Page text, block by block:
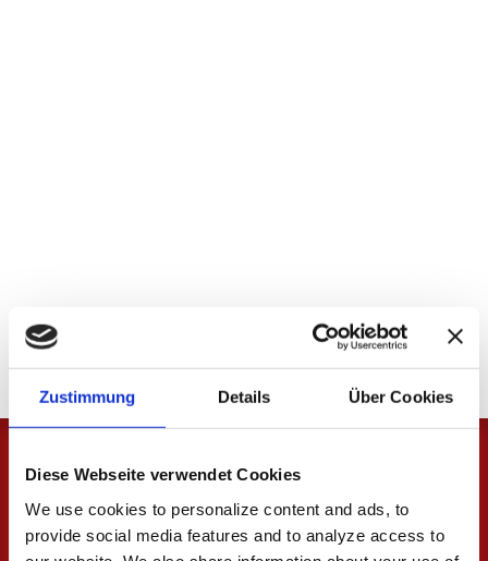
Zustimmung Details Über Cookies
Diese Webseite verwendet Cookies
We use cookies to personalize content and ads, to
provide social media features and to analyze access to
Hier ziet u een overzicht van